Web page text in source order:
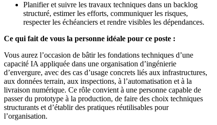
Planifier et suivre les travaux techniques dans un backlog
structuré, estimer les efforts, communiquer les risques,
respecter les échéanciers et rendre visibles les dépendances.
Ce qui fait de vous la personne idéale pour ce poste :
Vous aurez l’occasion de bâtir les fondations techniques d’une
capacité IA appliquée dans une organisation d’ingénierie
d’envergure, avec des cas d’usage concrets liés aux infrastructures,
aux données terrain, aux inspections, à l’automatisation et à la
livraison numérique. Ce rôle convient à une personne capable de
passer du prototype à la production, de faire des choix techniques
structurants et d’établir des pratiques réutilisables pour
l’organisation.